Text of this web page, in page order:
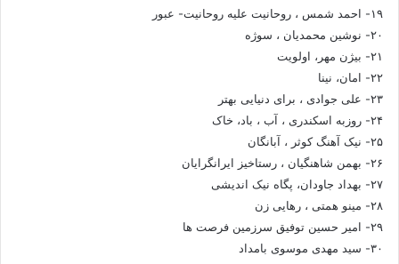
۱۹- احمد شمس ، روحانیت علیه روحانیت- عبور
۲۰- نوشین محمدیان ، سوژه
۲۱- بیژن مهر، اولویت
۲۲- امان، نینا
۲۳- علی جوادی ، برای دنیایی بهتر
۲۴- روزبه اسکندری ، آب ، باد، خاک
۲۵- نیک آهنگ کوثر ، آبانگان
۲۶- بهمن شاهنگیان ، رستاخیز ایرانگرایان
۲۷- بهداد جاودان، پگاه نیک اندیشی
۲۸- مینو همتی ، رهایی زن
۲۹- امیر حسین توفیق سرزمین فرصت ها
۳۰- سید مهدی موسوی بامداد